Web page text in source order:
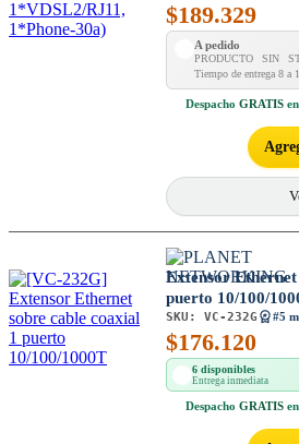
$189.329
A pedido
PRODUCTO SIN
Tiempo de entrega 8 a
Despacho GRATIS
Extensor
puerto 10/100/
SKU: VC-232G #5
$176.120
6 disponibles
Entrega inmediata
Despacho GRATIS